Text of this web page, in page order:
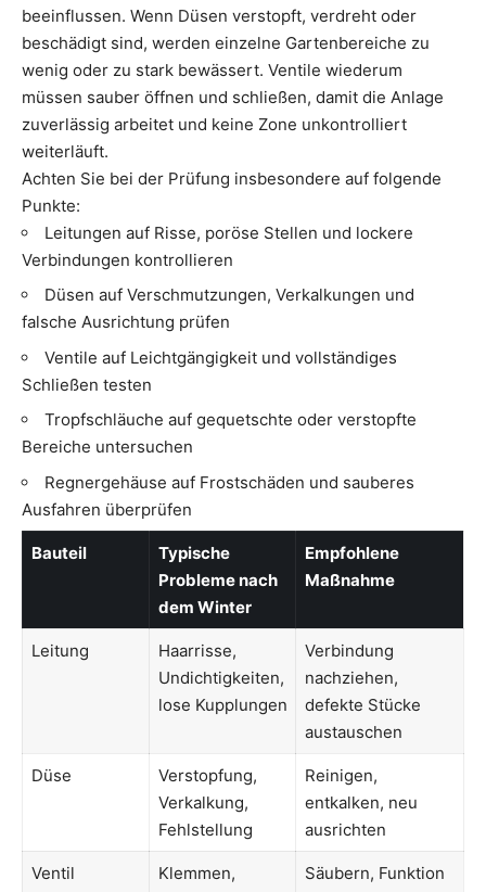
beeinflussen. Wenn Düsen verstopft, verdreht oder
beschädigt sind, werden einzelne Gartenbereiche zu
wenig oder zu stark bewässert. Ventile wiederum
müssen sauber öffnen und schließen, damit die Anlage
zuverlässig arbeitet und keine Zone unkontrolliert
weiterläuft.
Achten Sie bei der Prüfung insbesondere auf folgende
Punkte:
Leitungen auf Risse, poröse Stellen und lockere
Verbindungen kontrollieren
Düsen auf Verschmutzungen, Verkalkungen und
falsche Ausrichtung prüfen
Ventile auf Leichtgängigkeit und vollständiges
Schließen testen
Tropfschläuche auf gequetschte oder verstopfte
Bereiche untersuchen
Regnergehäuse auf Frostschäden und sauberes
Ausfahren überprüfen
Bauteil
Typische
Probleme nach
dem Winter
Empfohlene
Maßnahme
Leitung
Haarrisse,
Undichtigkeiten,
lose Kupplungen
Verbindung
nachziehen,
defekte Stücke
austauschen
Düse
Verstopfung,
Verkalkung,
Fehlstellung
Reinigen,
entkalken, neu
ausrichten
Ventil
Klemmen,
Säubern, Funktion